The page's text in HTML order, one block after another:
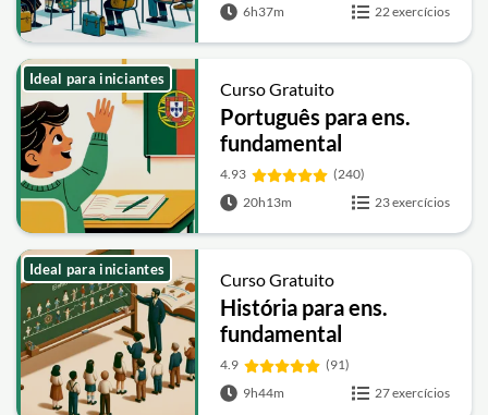
6h37m
22 exercícios
Curso Gratuito
Português para ens.
fundamental
4.93
(240)
20h13m
23 exercícios
Ideal para iniciantes
Curso Gratuito
História para ens.
fundamental
4.9
(91)
9h44m
27 exercícios
Ideal para iniciantes